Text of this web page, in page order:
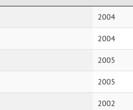
Vuosimalli
2004
2004
2005
2005
2002